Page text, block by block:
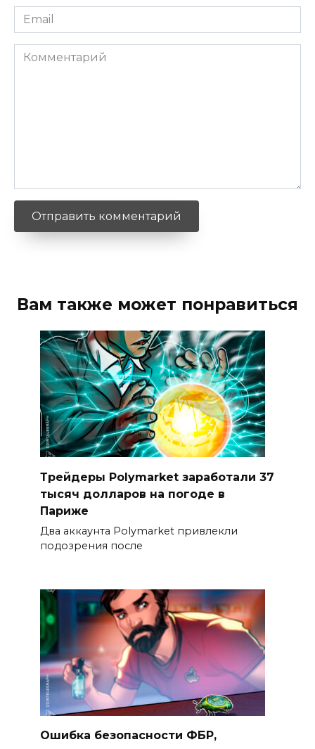
Email
*
Комментарий
Вам также может понравиться
Трейдеры Polymarket заработали 37
тысяч долларов на погоде в
Париже
Два аккаунта Polymarket привлекли
подозрения после
Ошибка безопасности ФБР,